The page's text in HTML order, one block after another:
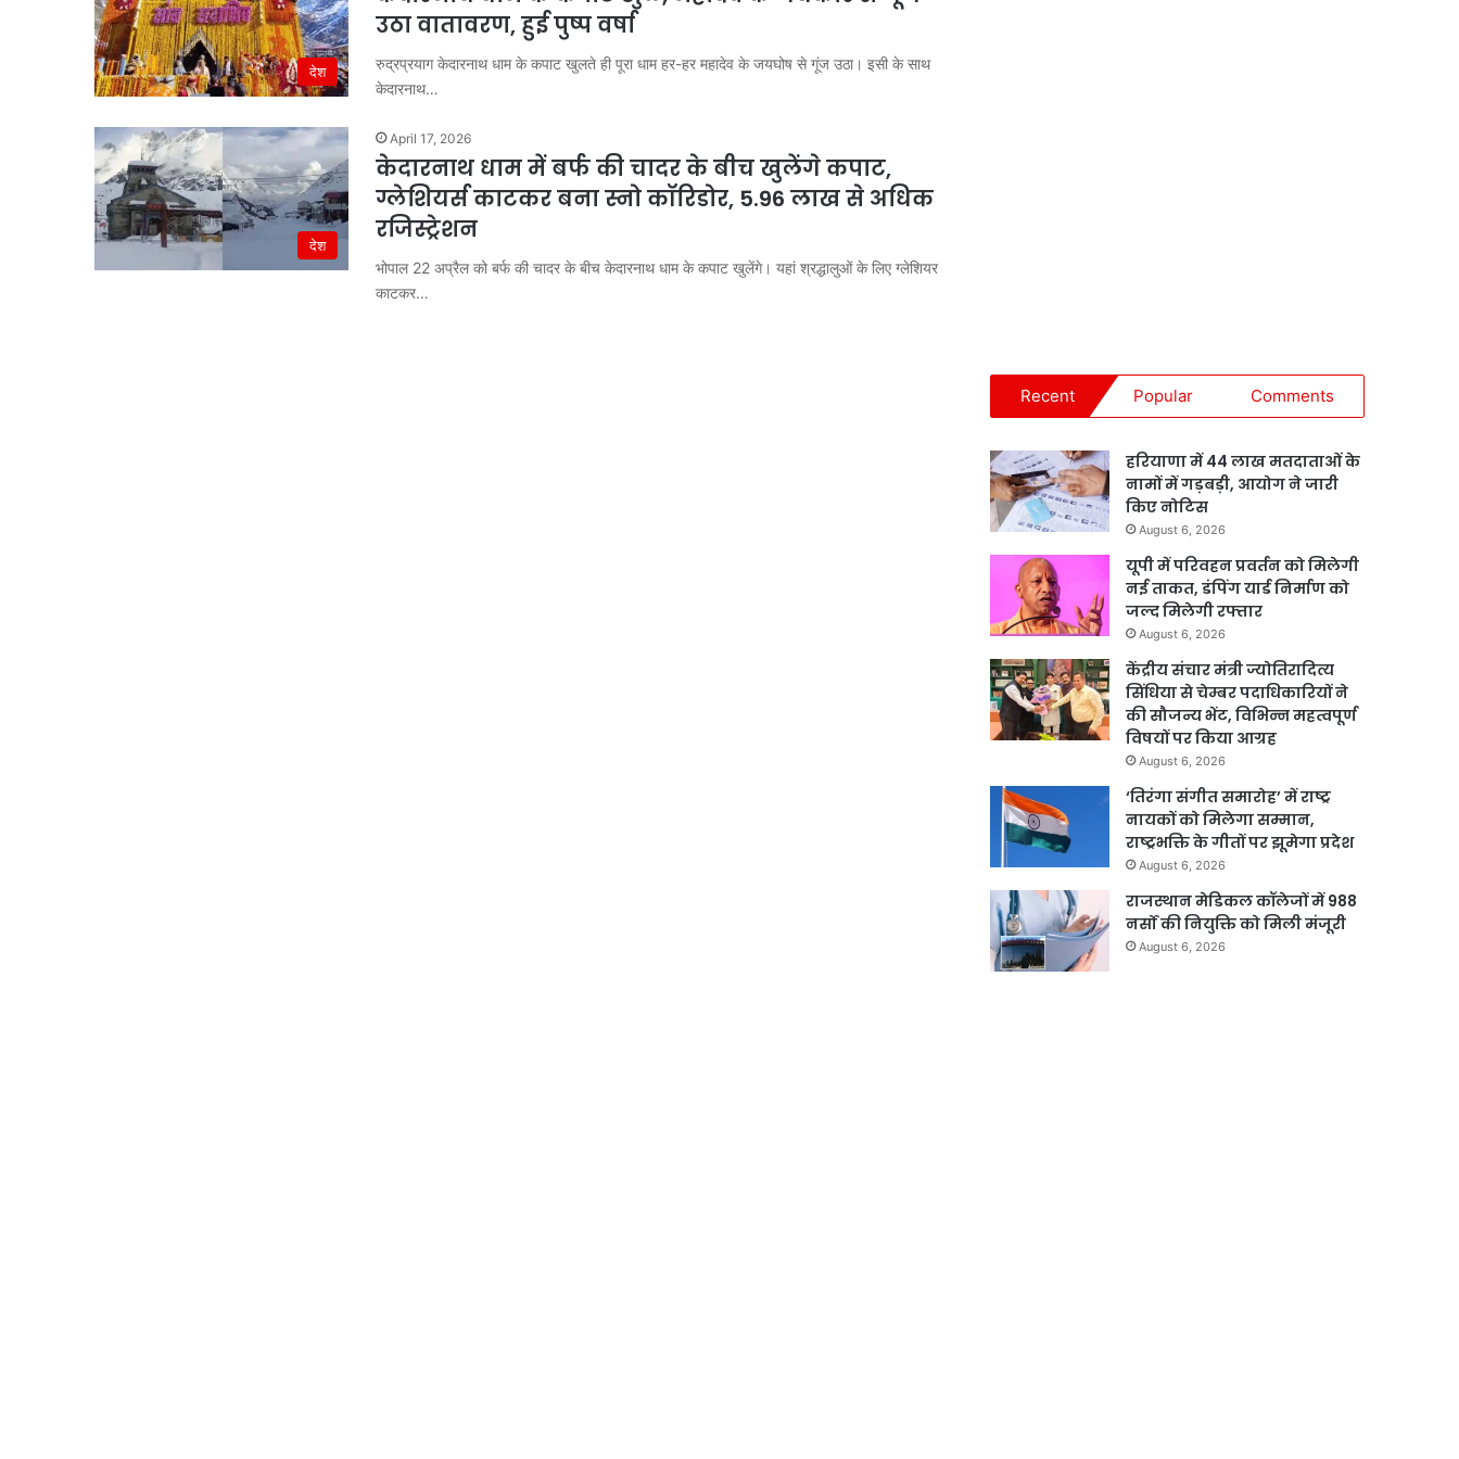
देश
उठा वातावरण, हुई पुष्प वर्षा
रुद्रप्रयाग केदारनाथ धाम के कपाट खुलते ही पूरा धाम हर-हर महादेव के जयघोष से गूंज उठा। इसी के साथ
केदारनाथ…
देश
April 17, 2026
केदारनाथ धाम में बर्फ की चादर के बीच खुलेंगे कपाट,
ग्लेशियर्स काटकर बना स्नो कॉरिडोर, 5.96 लाख से अधिक
रजिस्ट्रेशन
भोपाल 22 अप्रैल को बर्फ की चादर के बीच केदारनाथ धाम के कपाट खुलेंगे। यहां श्रद्धालुओं के लिए ग्लेशियर
काटकर…
Recent Popular Comments
हरियाणा में 44 लाख मतदाताओं के
नामों में गड़बड़ी, आयोग ने जारी
किए नोटिस
August 6, 2026
यूपी में परिवहन प्रवर्तन को मिलेगी
नई ताकत, डंपिंग यार्ड निर्माण को
जल्द मिलेगी रफ्तार
August 6, 2026
केंद्रीय संचार मंत्री ज्योतिरादित्य
सिंधिया से चेम्बर पदाधिकारियों ने
की सौजन्य भेंट, विभिन्न महत्वपूर्ण
विषयों पर किया आग्रह
August 6, 2026
‘तिरंगा संगीत समारोह’ में राष्ट्र
नायकों को मिलेगा सम्मान,
राष्ट्रभक्ति के गीतों पर झूमेगा प्रदेश
August 6, 2026
राजस्थान मेडिकल कॉलेजों में 988
नर्सों की नियुक्ति को मिली मंजूरी
August 6, 2026